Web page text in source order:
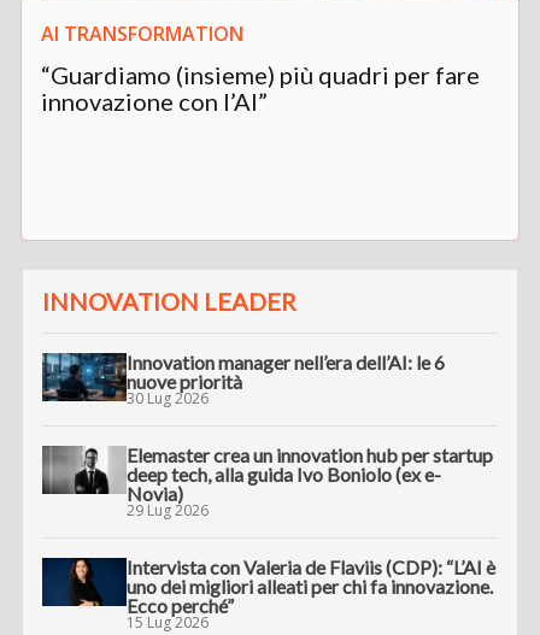
AI TRANSFORMATION
“Guardiamo (insieme) più quadri per fare
innovazione con l’AI”
INNOVATION LEADER
Innovation manager nell’era dell’AI: le 6
nuove priorità
30 Lug 2026
Elemaster crea un innovation hub per startup
deep tech, alla guida Ivo Boniolo (ex e-
Novia)
29 Lug 2026
Intervista con Valeria de Flaviis (CDP): “L’AI è
uno dei migliori alleati per chi fa innovazione.
Ecco perché”
15 Lug 2026